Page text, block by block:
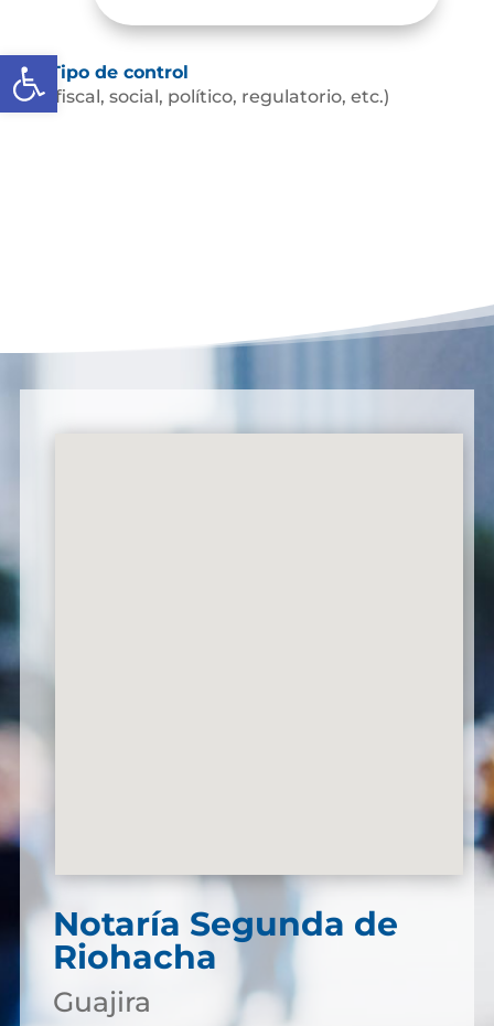
Abrir barra de herramientas
Tipo de control
(fiscal, social, político, regulatorio, etc.)
Notaría Segunda de
Riohacha
Guajira